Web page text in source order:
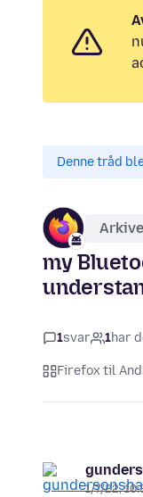
Denne tråd
my
1svar 1har
Firefox til
1/7/22,